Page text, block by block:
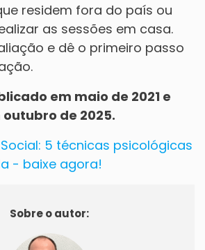
residem fora do país ou
as sessões em casa.
e dê o primeiro passo
em maio de 2021 e
de 2025.
Sobre o autor: